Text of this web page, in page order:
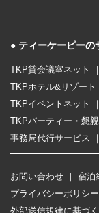
ティーケーピーの
TKP貸会議室ネット
TKPホテル&リゾート
TKPイベントネット
TKPパーティー・懇
事務局代行サービス
お問い合わせ 宿泊
プライバシーポリシー
外部送信規律に基づ